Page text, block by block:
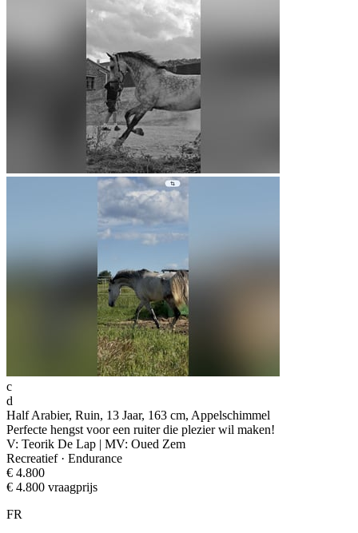
c
d
Half Arabier, Ruin, 13 Jaar, 163 cm, Appelschimmel
Perfecte hengst voor een ruiter die plezier wil maken!
V: Teorik De Lap | MV: Oued Zem
Recreatief · Endurance
€ 4.800
€ 4.800 vraagprijs
FR